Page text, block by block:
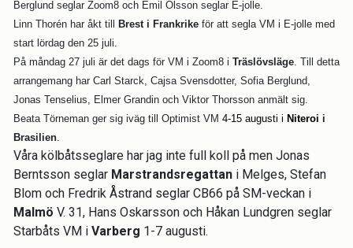
Berglund seglar Zoom8 och Emil Olsson seglar E-jolle.
Linn Thorén har åkt till
Brest i Frankrike för att segla VM i E-jolle med
start lördag den 25 juli.
På måndag 27 juli är det dags för VM i Zoom8 i Träslövsläge. Till detta
arrangemang har Carl Starck, Cajsa Svensdotter, Sofia Berglund,
Jonas Tenselius, Elmer Grandin och Viktor Thorsson anmält sig.
Beata Törneman ger sig iväg till Optimist VM 4-15 augusti i Niteroi i
Brasilien.
Våra kölbåtsseglare har jag inte full koll på men Jonas
Berntsson seglar Marstrandsregattan i Melges, Stefan
Blom och Fredrik Åstrand seglar CB66 på SM-veckan i
Malmö V. 31, Hans Oskarsson och Håkan Lundgren seglar
Starbåts VM i Varberg 1-7 augusti.